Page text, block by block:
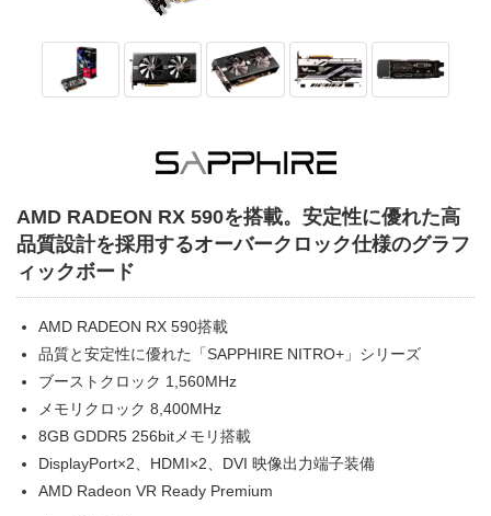
AMD RADEON RX 590を搭載。安定性に優れた高
品質設計を採用するオーバークロック仕様のグラフ
ィックボード
AMD RADEON RX 590搭載
品質と安定性に優れた「SAPPHIRE NITRO+」シリーズ
ブーストクロック 1,560MHz
メモリクロック 8,400MHz
8GB GDDR5 256bitメモリ搭載
DisplayPort×2、HDMI×2、DVI 映像出力端子装備
AMD Radeon VR Ready Premium